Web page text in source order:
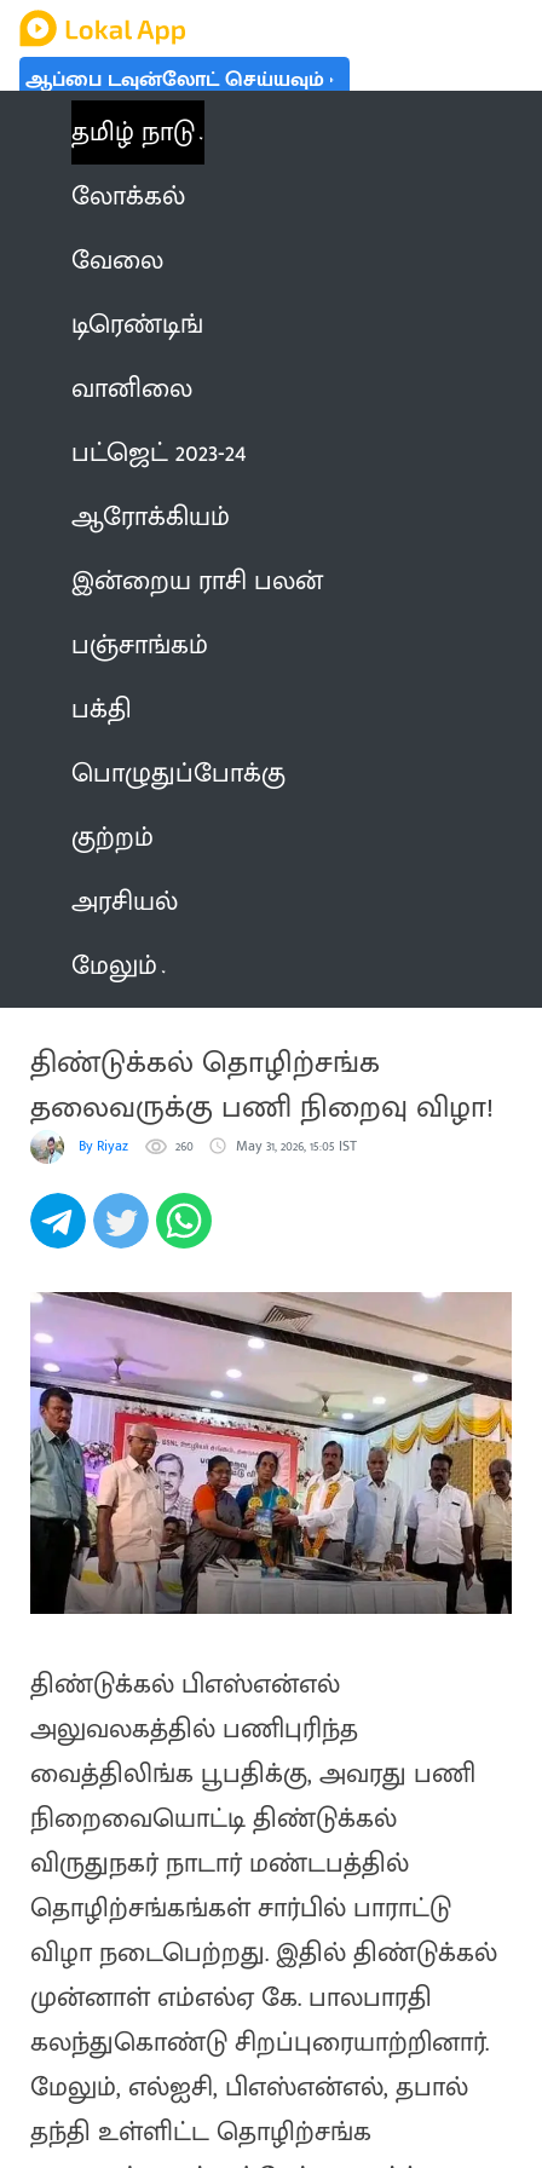
ஆப்பை டவுன்லோட் செய்யவும்
தமிழ் நாடு
லோக்கல்
வேலை
டிரெண்டிங்
வானிலை
பட்ஜெட் 2023-24
ஆரோக்கியம்
இன்றைய ராசி பலன்
பஞ்சாங்கம்
பக்தி
பொழுதுப்போக்கு
குற்றம்
அரசியல்
மேலும்
திண்டுக்கல் தொழிற்சங்க
தலைவருக்கு பணி நிறைவு விழா!
By Riyaz 260 May 31, 2026, 15:05 IST
திண்டுக்கல் பிஎஸ்என்எல்
அலுவலகத்தில் பணிபுரிந்த
வைத்திலிங்க பூபதிக்கு, அவரது பணி
நிறைவையொட்டி திண்டுக்கல்
விருதுநகர் நாடார் மண்டபத்தில்
தொழிற்சங்கங்கள் சார்பில் பாராட்டு
விழா நடைபெற்றது. இதில் திண்டுக்கல்
முன்னாள் எம்எல்ஏ கே. பாலபாரதி
கலந்துகொண்டு சிறப்புரையாற்றினார்.
மேலும், எல்ஐசி, பிஎஸ்என்எல், தபால்
தந்தி உள்ளிட்ட தொழிற்சங்க